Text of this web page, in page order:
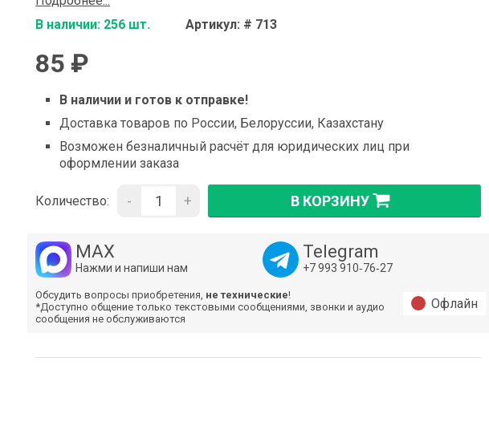
В наличии: 256 шт.
Артикул: # 713
85 ₽
В наличии и готов к отправке!
Доставка товаров по России, Белоруссии, Казахстану
Возможен безналичный расчёт для юридических лиц при
оформлении заказа
Количество: - + В КОРЗИНУ
MAX
Нажми и напиши нам
Telegram
+7 993 910‑76‑27
Обсудить вопросы приобретения, не технические!
*Доступно общение только текстовыми сообщениями, звонки и аудио
сообщения не обслуживаются
Офлайн